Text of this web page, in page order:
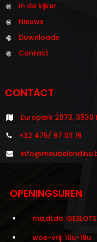
In de kijker
Nieuws
Downloads
Contact
CONTACT
Europark 2073,
+32 475/ 87 03 19
OPENINGSUREN
ma,di,do:
woe-vrij: 10u-18u